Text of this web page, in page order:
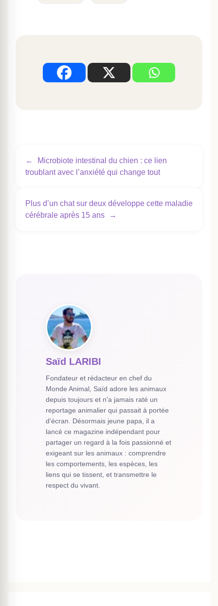
←
Microbiote intestinal du chien : ce lien
troublant avec l’anxiété qui change tout
Plus d’un chat sur deux développe cette maladie
cérébrale après 15 ans
→
Saïd LARIBI
Fondateur et rédacteur en chef du
Monde Animal, Saïd adore les animaux
depuis toujours et n'a jamais raté un
reportage animalier qui passait à portée
d'écran. Désormais jeune papa, il a
lancé ce magazine indépendant pour
partager un regard à la fois passionné et
exigeant sur les animaux : comprendre
les comportements, les espèces, les
liens qui se tissent, et transmettre le
respect du vivant.